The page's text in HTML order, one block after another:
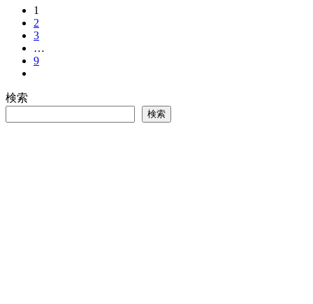
1
2
3
…
9
検索
検索